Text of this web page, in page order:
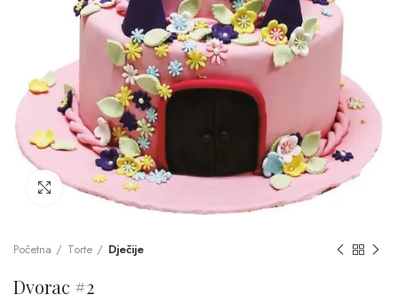
Click to enlarge
Početna Torte Dječije
Dvorac #2